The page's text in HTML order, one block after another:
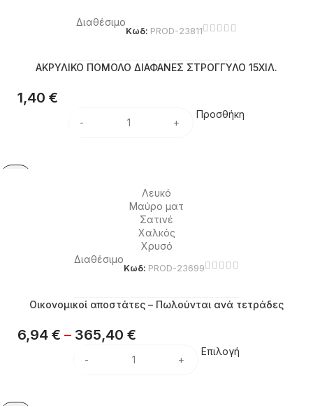
Διαθέσιμο
Κωδ: PROD-23811
ΑΚΡΥΛΙΚΟ ΠΟΜΟΛΟ ΔΙΑΦΑΝΕΣ ΣΤΡΟΓΓΥΛΟ 15ΧΙΛ.
1,40 €
Προσθήκη
Λευκό
Μαύρο ματ
Σατινέ
Χαλκός
Χρυσό
Διαθέσιμο
Κωδ: PROD-23699
Οικονομικοί αποστάτες – Πωλούνται ανά τετράδες
6,94 € – 365,40 €
Επιλογή